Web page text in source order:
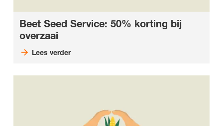
Beet Seed Service: 50% korting bij
overzaai
Lees verder